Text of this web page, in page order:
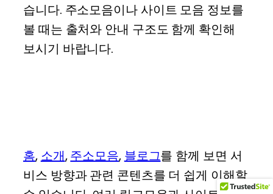
습니다. 주소모음이나 사이트 모음 정보를
볼 때는 출처와 안내 구조도 함께 확인해
보시기 바랍니다.
홈, 소개,주소모음, 블로그를 함께 보면 서
비스 방향과 관련 콘텐츠를 더 쉽게 이해할